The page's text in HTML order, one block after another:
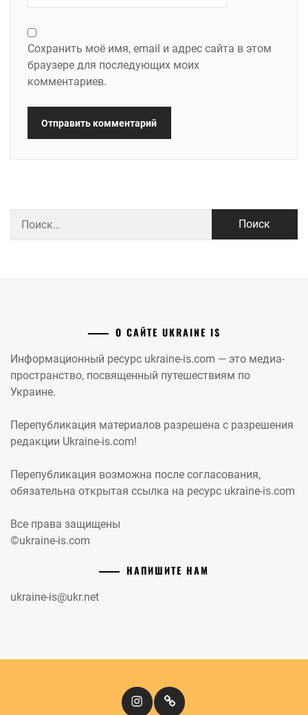
Сохранить моё имя, email и адрес сайта в этом
браузере для последующих моих
комментариев.
О САЙТЕ UKRAINE IS
Информационный ресурс ukraine-is.com — это медиа-
пространство, посвященный путешествиям по
Украине.
Перепубликация материалов разрешена с разрешения
редакции Ukraine-is.com!
Перепубликация возможна после согласования,
обязательна открытая ссылка на ресурс ukraine-is.com
Все права защищены
©ukraine-is.com
НАПИШИТЕ НАМ
ukraine-is@ukr.net
InstagramКіномандри